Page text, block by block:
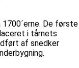
De første
i tårnets
af snedker